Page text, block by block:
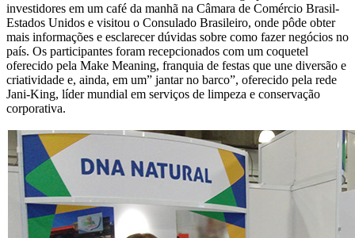
investidores em um café da manhã na Câmara de Comércio Brasil-
Estados Unidos e visitou o Consulado Brasileiro, onde pôde obter
mais informações e esclarecer dúvidas sobre como fazer negócios no
país. Os participantes foram recepcionados com um coquetel
oferecido pela Make Meaning, franquia de festas que une diversão e
criatividade e, ainda, em um” jantar no barco”, oferecido pela rede
Jani-King, líder mundial em serviços de limpeza e conservação
corporativa.